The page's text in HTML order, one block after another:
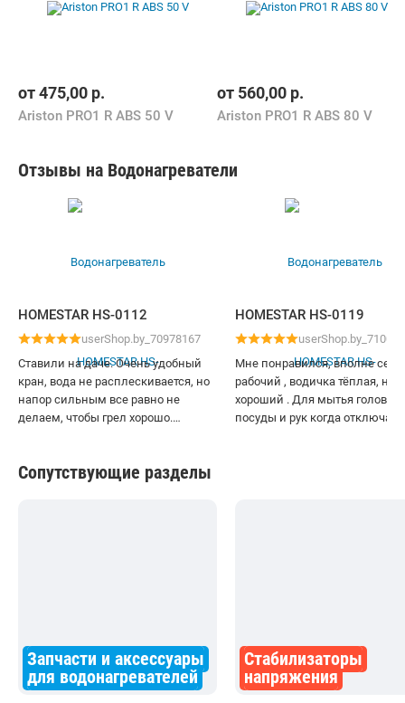
от475,00 р.
Ariston PRO1 R ABS 50 V
от 560,00 р.
Ariston PRO1 R ABS 80 V
Отзывы на Водонагреватели
HOMESTAR HS-0112
userShop.by_70978167
Ставили на даче. Очень удобный
кран, вода не расплескивается, но
напор сильным все равно не
делаем, чтобы грел хорошо.
Для мелких нужд перестали воду
HOMESTAR HS-0119
Мне понравился, вполне себе
рабочий , водичка тёплая,
хороший . Для мытья головы ,
посуды и рук когда
Сопутствующие разделы
Запчасти и аксессуары
для водонагревателей
Стабилизаторы
напряжения